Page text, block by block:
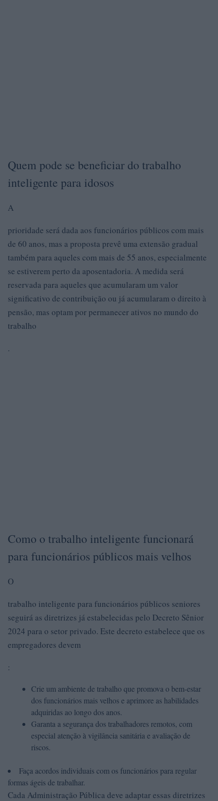
Quem pode se beneficiar do trabalho
inteligente para idosos
A
prioridade será dada aos funcionários públicos com mais
de 60 anos, mas a proposta prevê uma extensão gradual
também para aqueles com mais de 55 anos, especialmente
se estiverem perto da aposentadoria. A medida será
reservada para aqueles que acumularam um valor
significativo de contribuição ou já acumularam o direito à
pensão, mas optam por permanecer ativos no mundo do
trabalho
.
Como o trabalho inteligente funcionará
para funcionários públicos mais velhos
O
trabalho inteligente para funcionários públicos seniores
seguirá as diretrizes já estabelecidas pelo Decreto Sênior
2024 para o setor privado. Este decreto estabelece que os
empregadores devem
:
Crie um ambiente de trabalho que promova o bem-estar
dos funcionários mais velhos e aprimore as habilidades
adquiridas ao longo dos anos.
Garanta a segurança dos trabalhadores remotos, com
especial atenção à vigilância sanitária e avaliação de
riscos.
Faça acordos individuais com os funcionários para regular
formas ágeis de trabalhar.
Cada Administração Pública deve adaptar essas diretrizes